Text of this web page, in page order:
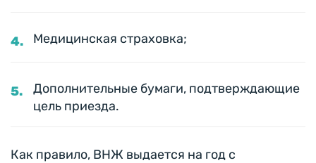
Медицинская страховка;
Дополнительные бумаги, подтверждающие
цель приезда.
Как правило, ВНЖ выдается на год с